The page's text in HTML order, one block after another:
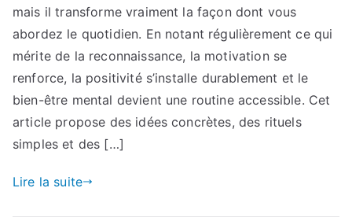
mais il transforme vraiment la façon dont vous
abordez le quotidien. En notant régulièrement ce qui
mérite de la reconnaissance, la motivation se
renforce, la positivité s’installe durablement et le
bien-être mental devient une routine accessible. Cet
article propose des idées concrètes, des rituels
simples et des […]
Lire la suite